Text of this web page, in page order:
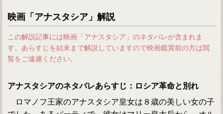
映画「アナスタシア」解説
この解説記事には映画「アナスタシア」のネタバレが含まれま
す。あらすじを結末まで解説していますので映画鑑賞前の方は閲
覧をご遠慮ください。
アナスタシアのネタバレあらすじ：ロシア革命と別れ
ロマノフ王家のアナスタシア皇女は８歳の美しい女の子